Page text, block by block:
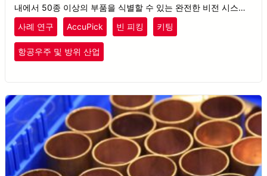
내에서 50종 이상의 부품을 식별할 수 있는 완전한 비전 시스템
을 고객에게 제공합니다.
사례 연구 AccuPick 빈 피킹 키팅
항공우주 및 방위 산업